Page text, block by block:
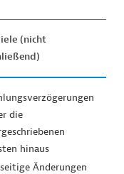
(nicht
die
hinaus
Änderungen